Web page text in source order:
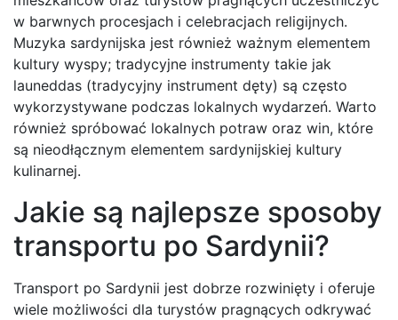
w barwnych procesjach i celebracjach religijnych.
Muzyka sardynijska jest również ważnym elementem
kultury wyspy; tradycyjne instrumenty takie jak
launeddas (tradycyjny instrument dęty) są często
wykorzystywane podczas lokalnych wydarzeń. Warto
również spróbować lokalnych potraw oraz win, które
są nieodłącznym elementem sardynijskiej kultury
kulinarnej.
Jakie są najlepsze sposoby
transportu po Sardynii?
Transport po Sardynii jest dobrze rozwinięty i oferuje
wiele możliwości dla turystów pragnących odkrywać